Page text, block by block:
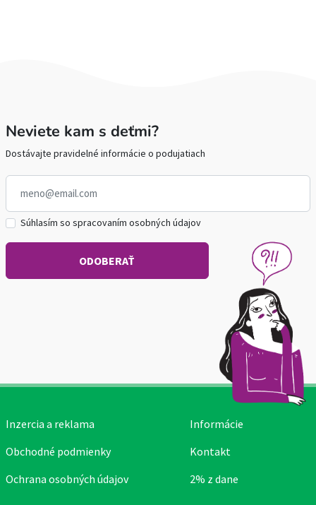
Neviete kam s deťmi?
Dostávajte pravidelné informácie o podujatiach
Súhlasím so spracovaním osobných údajov
Inzercia a reklama
Obchodné podmienky
Ochrana osobných údajov
Informácie
Kontakt
2% z dane